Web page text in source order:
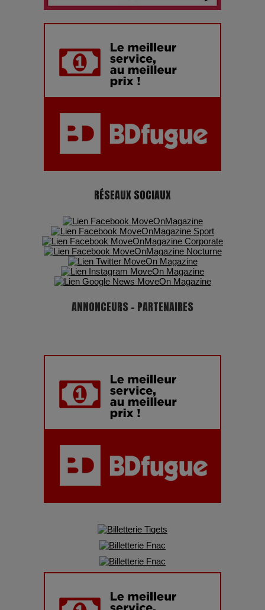
7 Techniques Secrètes des Photographes de Stars
Adieu Jean-Pat : rire au bord du précipice
Pharaonic Festival 2025 : 10 ans d’électro sous les
montagnes, une fête à ne pas manquer
RÉSEAUX SOCIAUX
ANNONCEURS - PARTENAIRES